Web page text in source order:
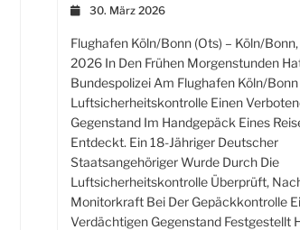
30. März 2026
Flughafen Köln/Bonn (ots) – Köln/
2026 In Den Frühen Morgenstunden
Bundespolizei Am Flughafen Köln/
Luftsicherheitskontrolle Einen
Gegenstand Im Handgepäck Eines
Entdeckt. Ein 18-Jähriger Deutscher
Staatsangehöriger Wurde Durch Die
Luftsicherheitskontrolle Überprüft,
Monitorkraft Bei Der Gepäckkontrolle
Verdächtigen Gegenstand Festgestellt